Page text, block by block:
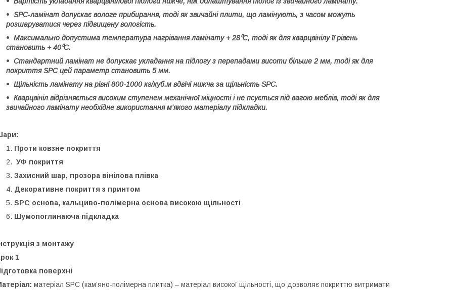
SPC-ламінат допускає вологе прибирання, тоді як звичайні плити, що ламінують, з часом можуть
розшаруватися через підвищену вологість.
Максимально допустима температура нагрівання ламінату + 28⁰С, тоді як для кварцвінілу її рівень
становить + 40⁰С.
Стандартний ламінат не допускає укладання на підлогу з перепадами висоти більше 2 мм, тоді як для
покриття SPC цей параметр становить 5 мм.
Щільність ламінату на рівні 800-1000 кг/куб.м вдвічі нижча за щільність SPC.
Кварцвініл відрізняється високим ступенем механічної міцності і не псується під вагою меблів, тоді як для
звичайного ламінату необхідне використання м'якого матеріалу підкладки.
Проти ковзне покриття
УФ покриття
Захисний шар, прозора вінілова плівка
Декоративне покриття з принтом
SPC основа, кальциво-полімерна основа високою щільності
Шумопоглинаюча підкладка
з монтажу
1
поверхні
матеріал SPC (кам’яно-полімерна плитка) – матеріал високої щільності, що дозволяє покриттю витримати